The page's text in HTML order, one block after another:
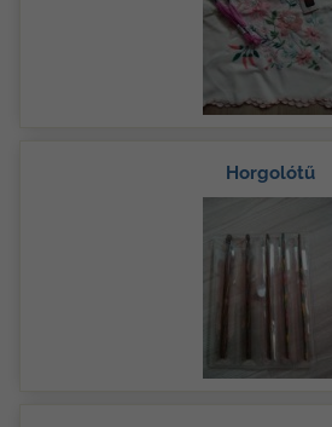
Horgolótű